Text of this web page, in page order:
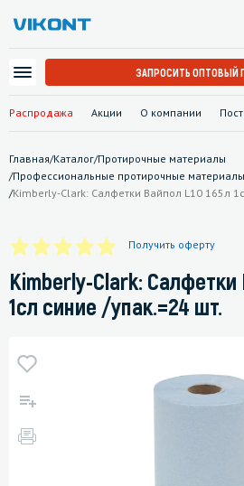
Распродажа Акции О компании
ЗАПРОСИТЬ ОПТОВЫЙ
Главная/Каталог/Протирочные материалы
/Профессиональные протирочные материалы
/Kimberly-Clark: Салфетки Вайпол L10 165л
Получить оферту
Kimberly-Clark: Салфетки
1сл синие /упак.=24 шт.